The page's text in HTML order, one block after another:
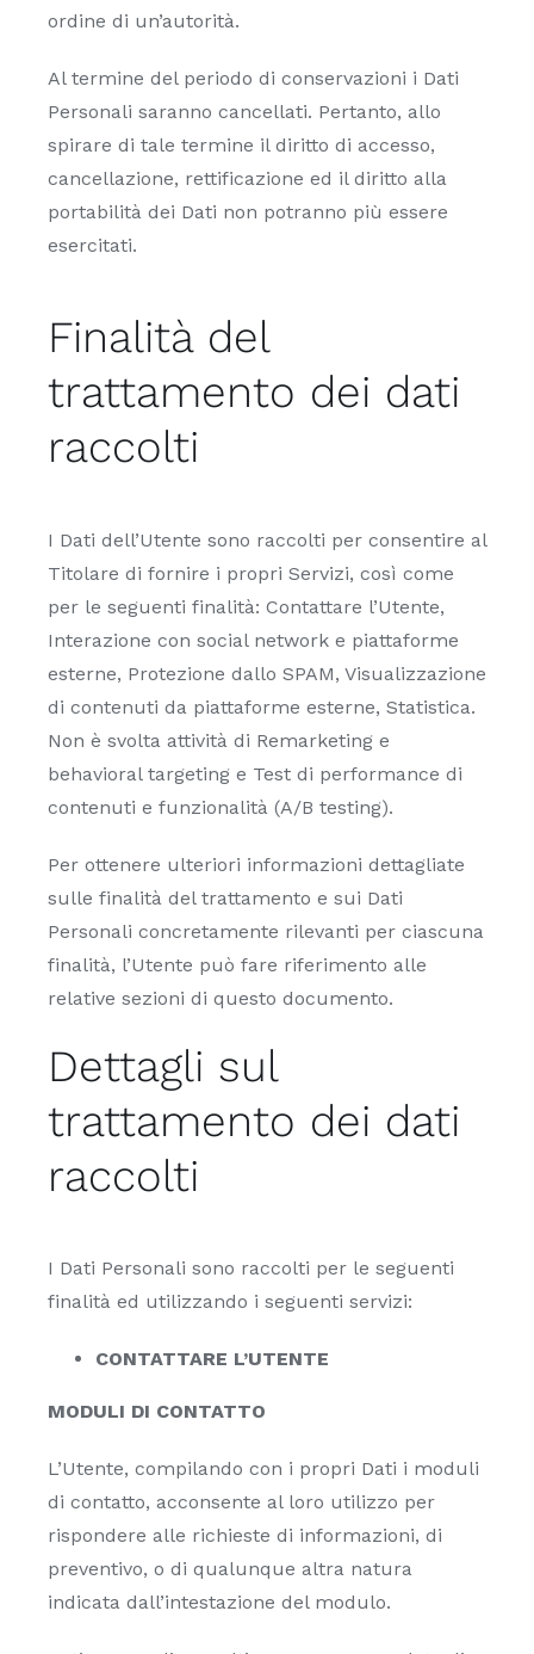
ordine di un’autorità.
Al termine del periodo di conservazioni i Dati
Personali saranno cancellati. Pertanto, allo
spirare di tale termine il diritto di accesso,
cancellazione, rettificazione ed il diritto alla
portabilità dei Dati non potranno più essere
esercitati.
Finalità del
trattamento dei dati
raccolti
I Dati dell’Utente sono raccolti per consentire al
Titolare di fornire i propri Servizi, così come
per le seguenti finalità: Contattare l’Utente,
Interazione con social network e piattaforme
esterne, Protezione dallo SPAM, Visualizzazione
di contenuti da piattaforme esterne, Statistica.
Non è svolta attività di Remarketing e
behavioral targeting e Test di performance di
contenuti e funzionalità (A/B testing).
Per ottenere ulteriori informazioni dettagliate
sulle finalità del trattamento e sui Dati
Personali concretamente rilevanti per ciascuna
finalità, l’Utente può fare riferimento alle
relative sezioni di questo documento.
Dettagli sul
trattamento dei dati
raccolti
I Dati Personali sono raccolti per le seguenti
finalità ed utilizzando i seguenti servizi:
CONTATTARE L’UTENTE
MODULI DI CONTATTO
L’Utente, compilando con i propri Dati i moduli
di contatto, acconsente al loro utilizzo per
rispondere alle richieste di informazioni, di
preventivo, o di qualunque altra natura
indicata dall’intestazione del modulo.